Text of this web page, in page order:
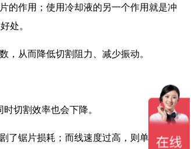
作用；使用冷却液的另一个作用就是冲
处。
从而降低切割阻力、减少振动。
切割效率也会下降。
锯片损耗；而线速度过高，则单位时间内